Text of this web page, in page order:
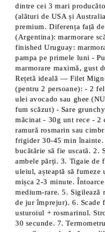
dintre cei 3 mari
(alături de USA și
premium. Diferența față
(Argentina): marmorare
finished Uruguay:
pampa pe primele luni -
marmorare maximă, gust
Rețetă ideală — Filet
(pentru 2 persoane): - 2
ulei avocado sau ghee
fum scăzut) - Sare
măcinat - 30g unt rece - 2
ramură rosmarin sau
frigider 30-45 min înainte.
bucătărie să fie uscată. 2.
ambele părți. 3. Tigaie
uleiul, așteaptă să
mișca 2-3 minute.
medium-rare. 5. Sigilează
de jur împrejur). 6. Scade
usturoiul + rosmarinul.
30 secunde. 7.